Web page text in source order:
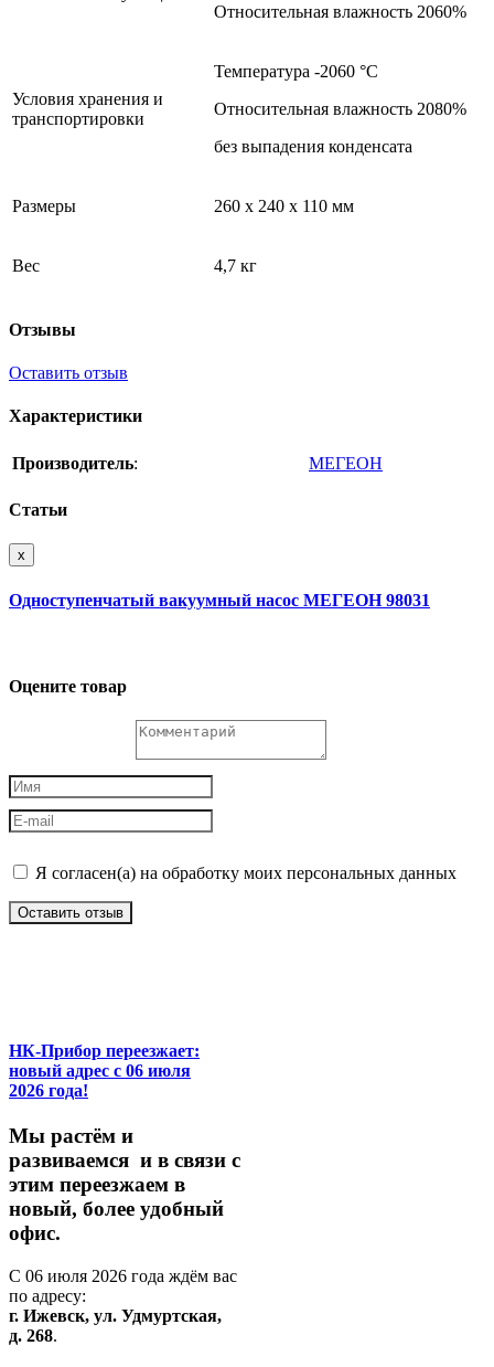
Относительная влажность 2060%
Условия хранения и
транспортировки
Температура -2060 °С
Относительная влажность 2080%
без выпадения конденсата
Размеры 260 х 240 х 110 мм
Вес 4,7 кг
Отзывы
Оставить отзыв
Характеристики
Производитель: МЕГЕОН
Статьи
x
Одноступенчатый вакуумный насос МЕГЕОН 98031
Оцените товар
Я согласен(а) на обработку моих персональных данных
Оставить отзыв
НК-Прибор переезжает:
новый адрес с 06 июля
2026 года!
Мы растём и
развиваемся и в связи с
этим переезжаем в
новый, более удобный
офис.
С 06 июля 2026 года ждём вас
по адресу:
г. Ижевск, ул. Удмуртская,
д. 268.